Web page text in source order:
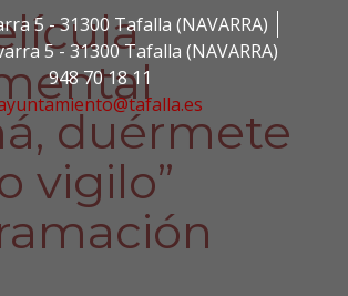
5 - 31300 Tafalla (NAVARRA)
5 - 31300 Tafalla (NAVARRA)
948 70 18 11
duérmete
vigilo”